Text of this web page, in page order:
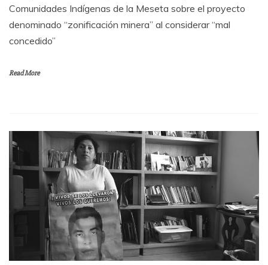
Comunidades Indígenas de la Meseta sobre el proyecto
denominado “zonificación minera” al considerar “mal
concedido”
Read More